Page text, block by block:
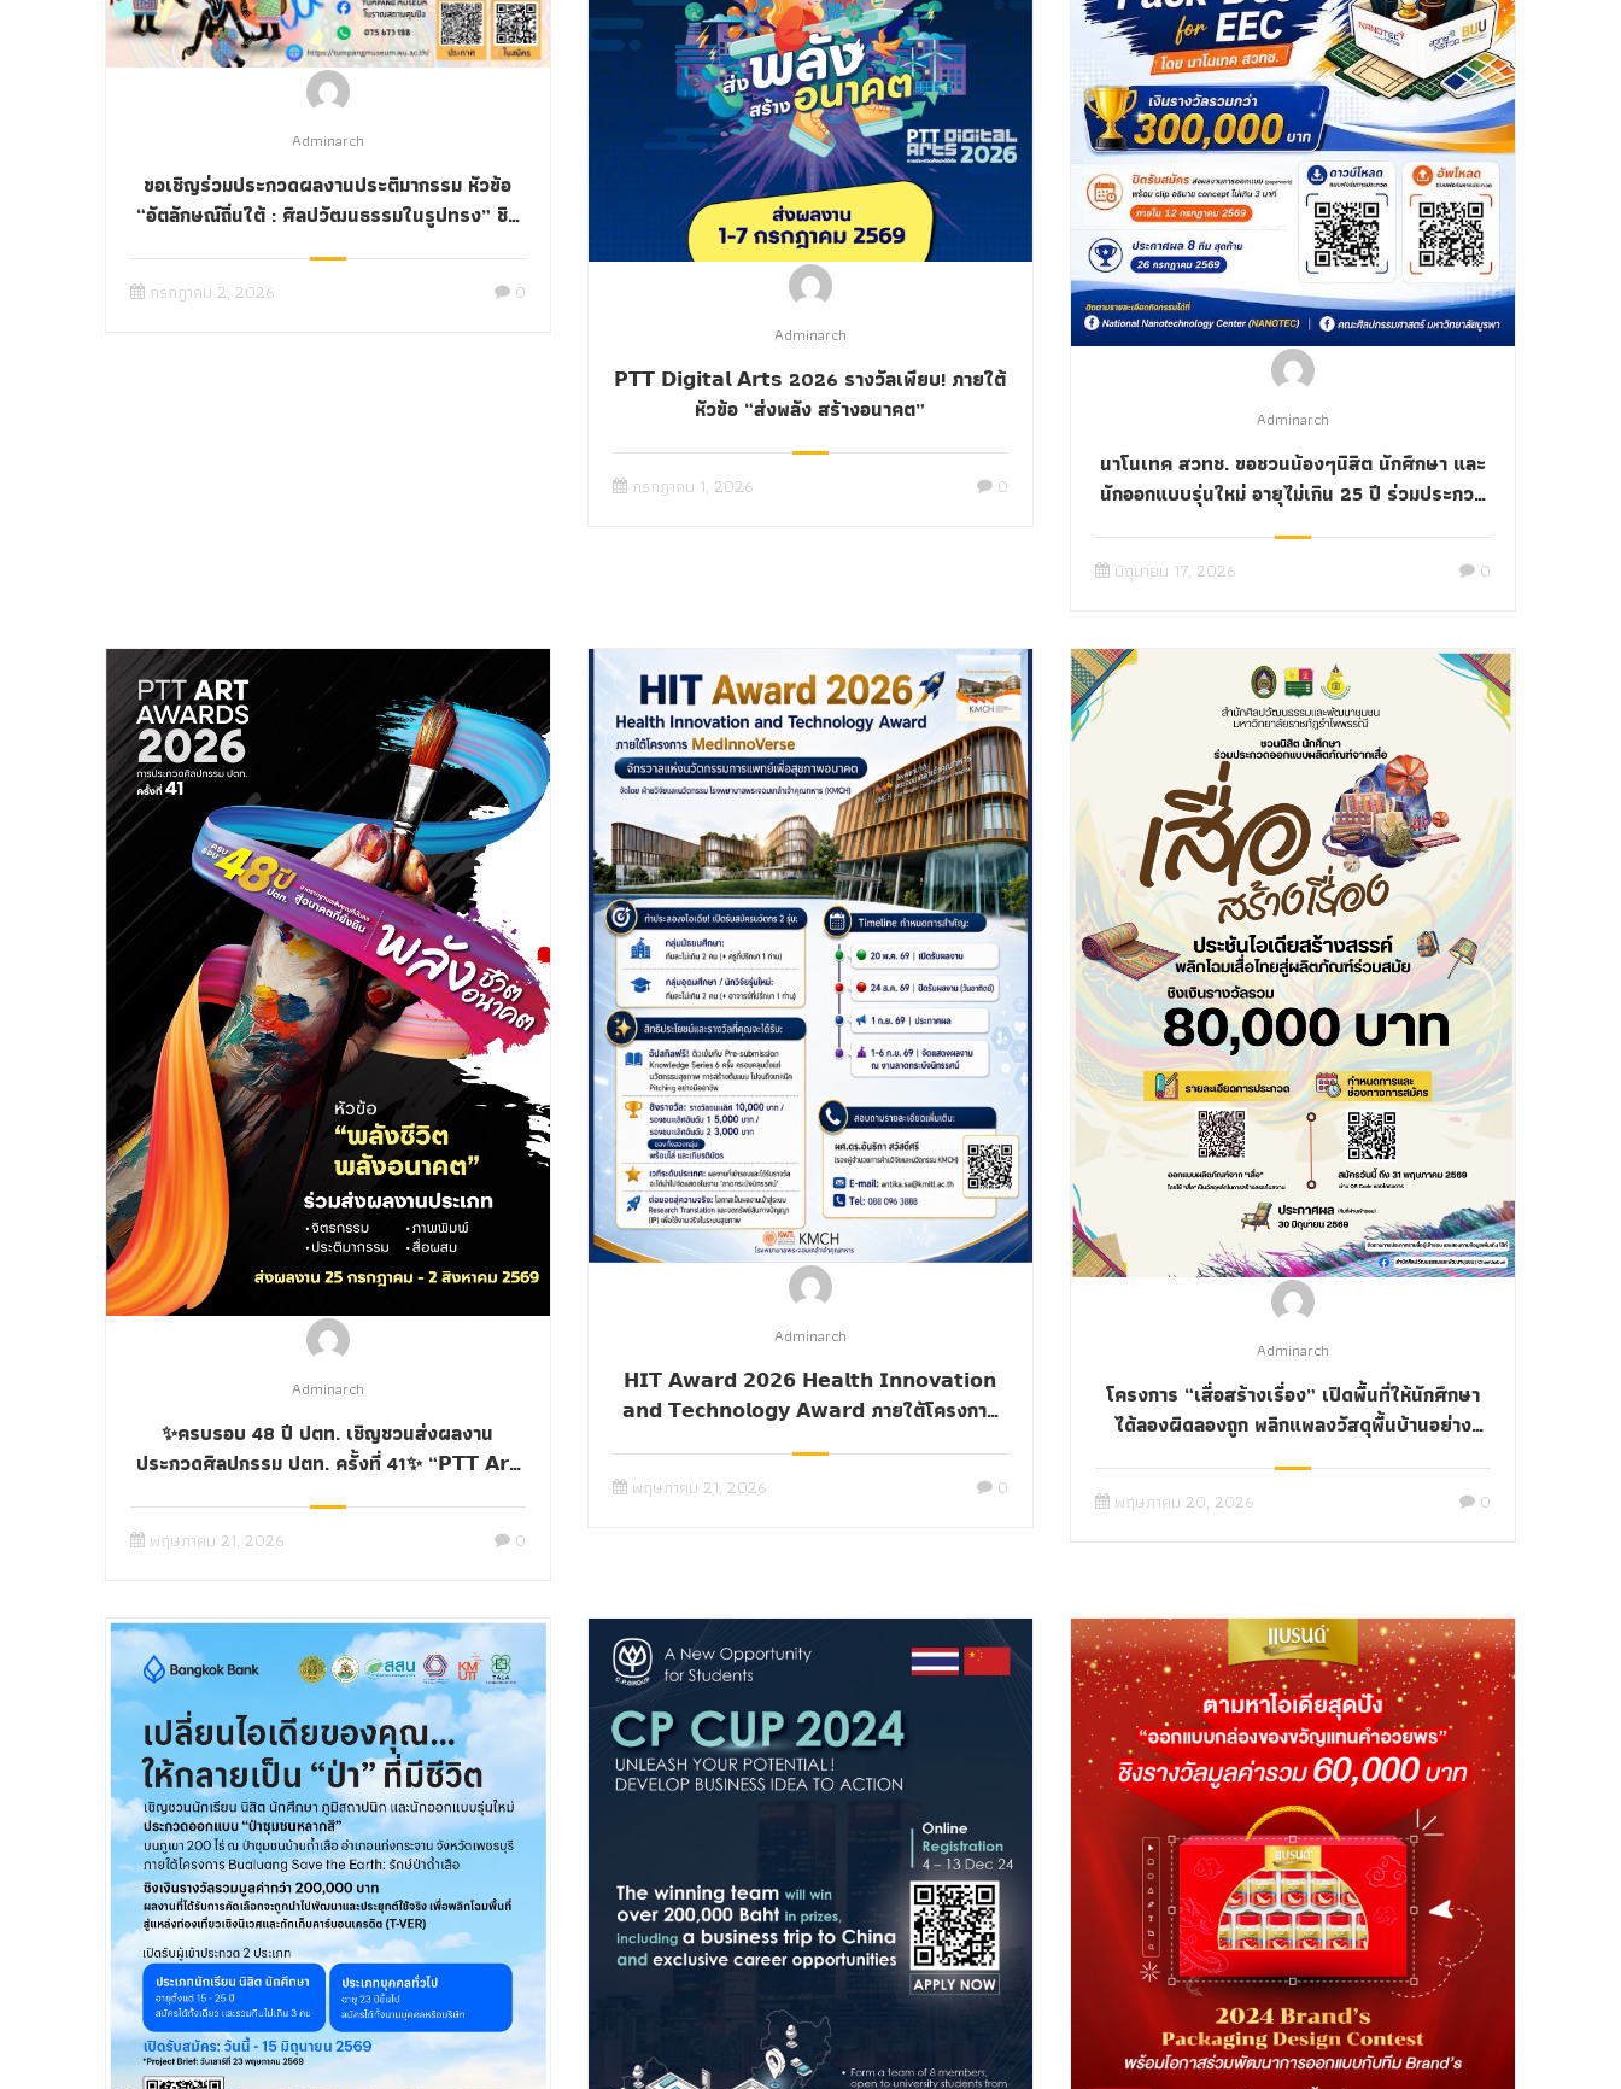
Adminarch
ขอเชิญร่วมประกวดผลงานประติมากรรม หัวข้อ
“อัตลักษณ์ถิ่นใต้ : ศิลปวัฒนธรรมในรูปทรง” ชิง
กรกฎาคม 2, 2026 0
Adminarch
𝗣𝗧𝗧 𝗗𝗶𝗴𝗶𝘁𝗮𝗹 𝗔𝗿𝘁𝘀 2026 รางวัลเพียบ! ภายใต้
หัวข้อ “ส่งพลัง สร้างอนาคต”
กรกฎาคม 1, 2026 0
Adminarch
นาโนเทค สวทช. ขอชวนน้องๆนิสิต นักศึกษา และ
นักออกแบบรุ่นใหม่ อายุไม่เกิน 25 ปี ร่วมประกวด
วิสาหกิจชุมชน เปลี่ยนงานวิจัยให้เป็นสินค้าน่าซื้อ
เล่าเรื่องชุมชนผ่านดีไซน์ที่โดดเด่น🎨 “Pack-Dee
มิถุนายน 17, 2026 0
Adminarch
✨ครบรอบ 48 ปี ปตท. เชิญชวนส่งผลงาน
ประกวดศิลปกรรม ปตท. ครั้งที่ 41✨️ “𝗣𝗧𝗧 𝗔𝗿𝘁
พฤษภาคม 21, 2026 0
Adminarch
𝗛𝗜𝗧 𝗔𝘄𝗮𝗿𝗱 𝟮𝟬𝟮𝟲 𝗛𝗲𝗮𝗹𝘁𝗵 𝗜𝗻𝗻𝗼𝘃𝗮𝘁𝗶𝗼𝗻
𝗮𝗻𝗱 𝗧𝗲𝗰𝗵𝗻𝗼𝗹𝗼𝗴𝘆 𝗔𝘄𝗮𝗿𝗱 ภายใต้โครงการ
พฤษภาคม 21, 2026 0
Adminarch
โครงการ “เสื่อสร้างเรื่อง” เปิดพื้นที่ให้นักศึกษา
ได้ลองผิดลองถูก พลิกแพลงวัสดุพื้นบ้านอย่าง
พฤษภาคม 20, 2026 0